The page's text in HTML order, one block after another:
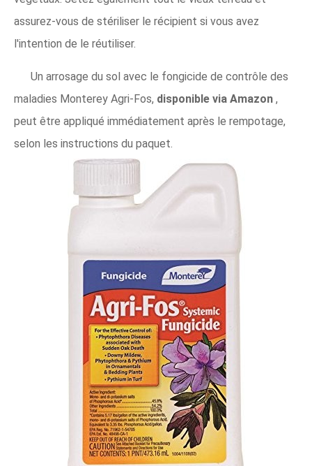
assurez-vous de stériliser le récipient si vous avez
l'intention de le réutiliser.
Un arrosage du sol avec le fongicide de contrôle des
maladies Monterey Agri-Fos, disponible via Amazon ,
peut être appliqué immédiatement après le rempotage,
selon les instructions du paquet.